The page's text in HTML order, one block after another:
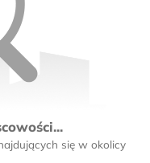
się w okolicy